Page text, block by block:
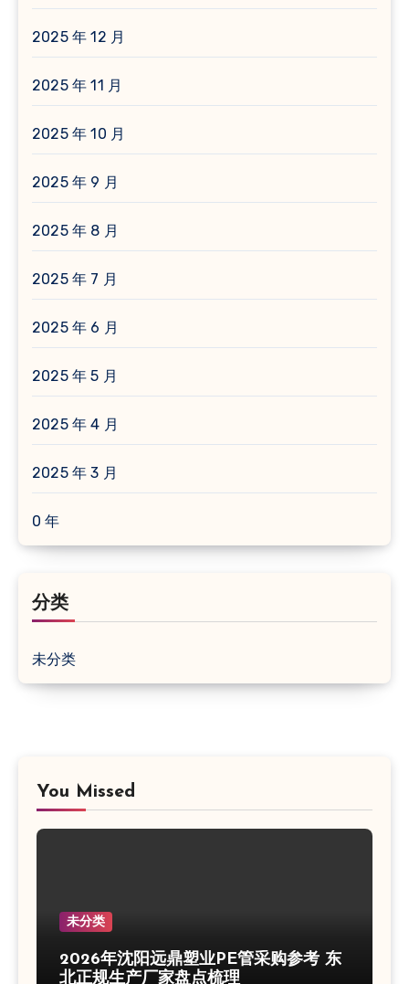
2025 年 12 月
2025 年 11 月
2025 年 10 月
2025 年 9 月
2025 年 8 月
2025 年 7 月
2025 年 6 月
2025 年 5 月
2025 年 4 月
2025 年 3 月
0 年
分类
未分类
You Missed
未分类
2026年沈阳远鼎塑业PE管采购参考 东
北正规生产厂家盘点梳理